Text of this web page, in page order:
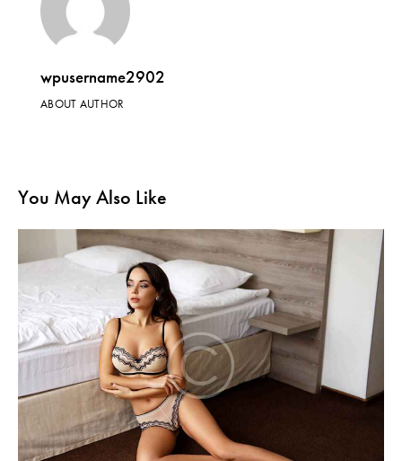
wpusername2902
ABOUT AUTHOR
You May Also Like